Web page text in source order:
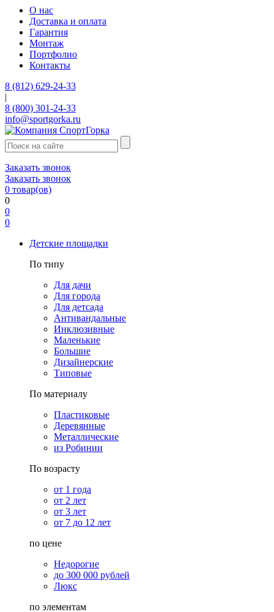
О нас
Доставка и оплата
Гарантия
Монтаж
Портфолио
Контакты
8 (812) 629-24-33
|
8 (800) 301-24-33
info@sportgorka.ru
Заказать звонок
Заказать звонок
0 товар(ов)
0
0
0
Детские площадки
По типу
Для дачи
Для города
Для детсада
Антивандальные
Инклюзивные
Маленькие
Большие
Дизайнерские
Типовые
По материалу
Пластиковые
Деревянные
Металлические
из Робинии
По возрасту
от 1 года
от 2 лет
от 3 лет
от 7 до 12 лет
по цене
Недорогие
до 300 000 рублей
Люкс
по элементам